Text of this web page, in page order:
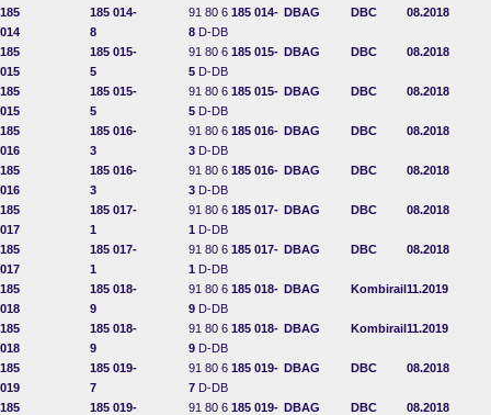
185
014
185 014-
8
91 80 6 185 014-
8 D-DB
DBAG DBC 08.2018
185
015
185 015-
5
91 80 6 185 015-
5 D-DB
DBAG DBC 08.2018
185
015
185 015-
5
91 80 6 185 015-
5 D-DB
DBAG DBC 08.2018
185
016
185 016-
3
91 80 6 185 016-
3 D-DB
DBAG DBC 08.2018
185
016
185 016-
3
91 80 6 185 016-
3 D-DB
DBAG DBC 08.2018
185
017
185 017-
1
91 80 6 185 017-
1 D-DB
DBAG DBC 08.2018
185
017
185 017-
1
91 80 6 185 017-
1 D-DB
DBAG DBC 08.2018
185
018
185 018-
9
91 80 6 185 018-
9 D-DB
DBAG Kombirail11.2019
185
018
185 018-
9
91 80 6 185 018-
9 D-DB
DBAG Kombirail11.2019
185
019
185 019-
7
91 80 6 185 019-
7 D-DB
DBAG DBC 08.2018
185
185 019-
91 80 6 185 019- DBAG DBC 08.2018